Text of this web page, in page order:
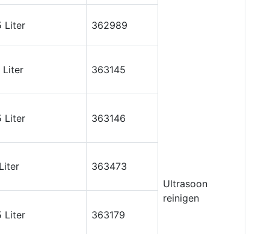
Ultrasoon
reinigen
Liter 362989
Liter 363145
Liter 363146
363473
Liter 363179